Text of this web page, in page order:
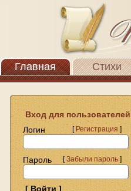
Главная Стихи
Вход для пользователей
Логин
[Регистрация]
Пароль [Забыли пароль]